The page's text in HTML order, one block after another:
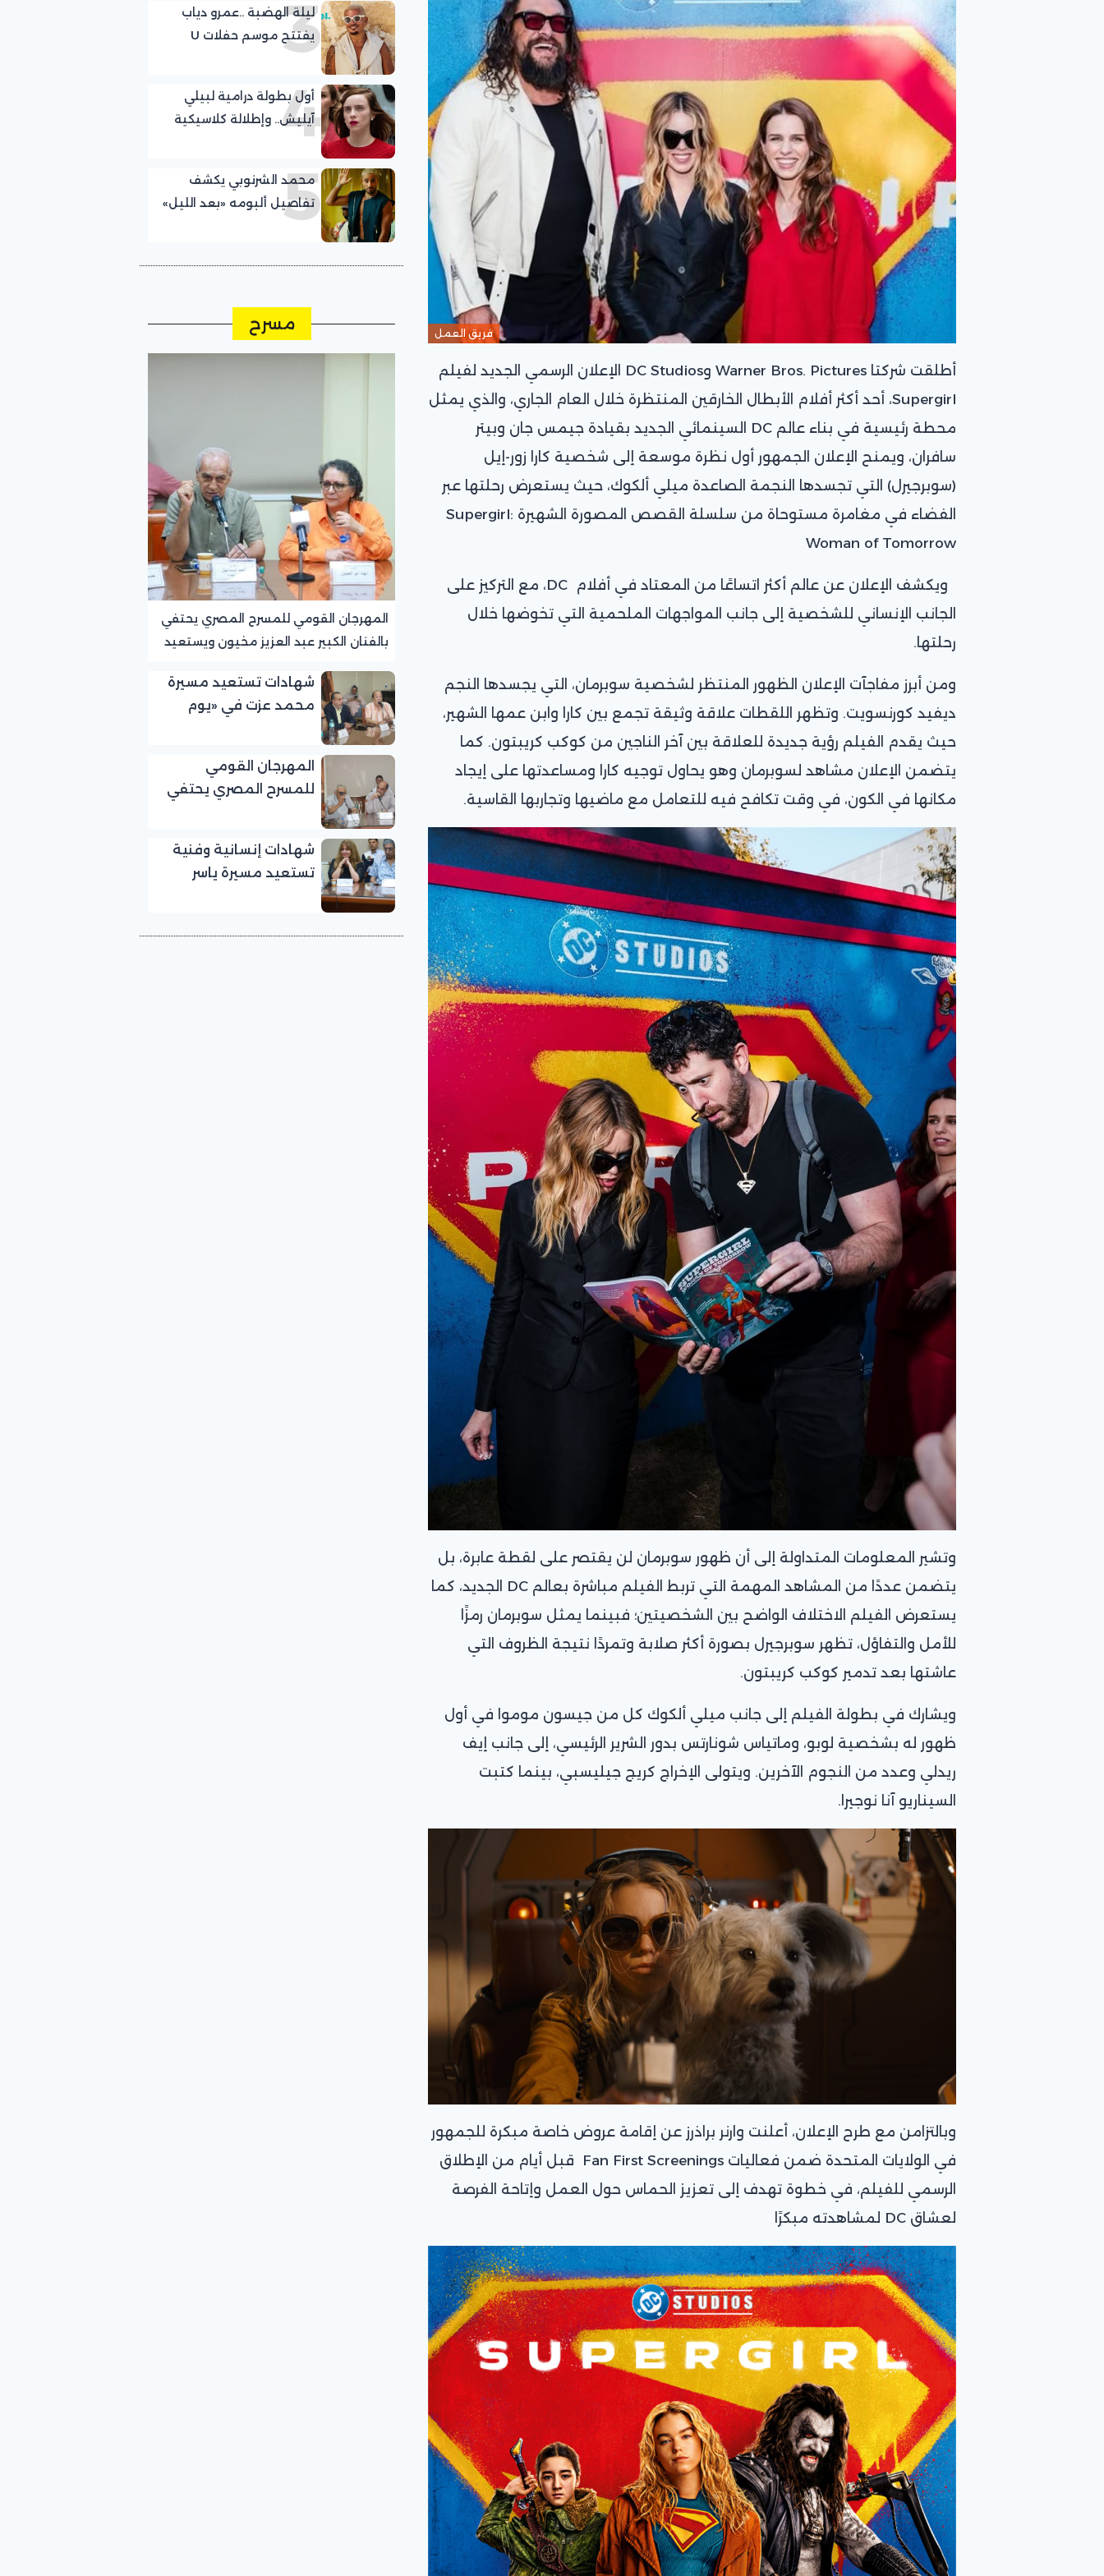
فريق العمل
أطلقت شركتا Warner Bros. Pictures وDC Studios الإعلان الرسمي الجديد لفيلم
Supergirl، أحد أكثر أفلام الأبطال الخارقين المنتظرة خلال العام الجاري، والذي يمثل
محطة رئيسية في بناء عالم DC السينمائي الجديد بقيادة جيمس جان وبيتر
سافران، ويمنح الإعلان الجمهور أول نظرة موسعة إلى شخصية كارا زور-إيل
(سوبرجيرل) التي تجسدها النجمة الصاعدة ميلي ألكوك، حيث يستعرض رحلتها عبر
الفضاء في مغامرة مستوحاة من سلسلة القصص المصورة الشهيرة Supergirl:
Woman of Tomorrow
ويكشف الإعلان عن عالم أكثر اتساعًا من المعتاد في أفلام DC، مع التركيز على
الجانب الإنساني للشخصية إلى جانب المواجهات الملحمية التي تخوضها خلال
رحلتها.
ومن أبرز مفاجآت الإعلان الظهور المنتظر لشخصية سوبرمان، التي يجسدها النجم
ديفيد كورنسويت. وتظهر اللقطات علاقة وثيقة تجمع بين كارا وابن عمها الشهير،
حيث يقدم الفيلم رؤية جديدة للعلاقة بين آخر الناجين من كوكب كريبتون. كما
يتضمن الإعلان مشاهد لسوبرمان وهو يحاول توجيه كارا ومساعدتها على إيجاد
مكانها في الكون، في وقت تكافح فيه للتعامل مع ماضيها وتجاربها القاسية.
وتشير المعلومات المتداولة إلى أن ظهور سوبرمان لن يقتصر على لقطة عابرة، بل
يتضمن عددًا من المشاهد المهمة التي تربط الفيلم مباشرة بعالم DC الجديد، كما
يستعرض الفيلم الاختلاف الواضح بين الشخصيتين؛ فبينما يمثل سوبرمان رمزًا
للأمل والتفاؤل، تظهر سوبرجيرل بصورة أكثر صلابة وتمردًا نتيجة الظروف التي
عاشتها بعد تدمير كوكب كريبتون.
ويشارك في بطولة الفيلم إلى جانب ميلي ألكوك كل من جيسون موموا في أول
ظهور له بشخصية لوبو، وماتياس شونارتس بدور الشرير الرئيسي، إلى جانب إيف
ريدلي وعدد من النجوم الآخرين. ويتولى الإخراج كريج جيليسبي، بينما كتبت
السيناريو آنا نوجيرا.
وبالتزامن مع طرح الإعلان، أعلنت وارنر براذرز عن إقامة عروض خاصة مبكرة للجمهور
في الولايات المتحدة ضمن فعاليات Fan First Screenings قبل أيام من الإطلاق
الرسمي للفيلم، في خطوة تهدف إلى تعزيز الحماس حول العمل وإتاحة الفرصة
لعشاق DC لمشاهدته مبكرًا
3
ليلة الهضبة ..عمرو دياب
يفتتح موسم حفلات U
4
أول بطولة درامية لبيلي
آيليش.. وإطلالة كلاسيكية
5
محمد الشرنوبي يكشف
تفاصيل ألبومه «بعد الليل»
مسرح
المهرجان القومي للمسرح المصري يحتفي
بالفنان الكبير عبد العزيز مخيون ويستعيد
شهادات تستعيد مسيرة
محمد عزت في «يوم
للمسرح المصري
المهرجان القومي
للمسرح المصري يحتفي
لرموز المسرح»
شهادات إنسانية وفنية
تستعيد مسيرة ياسر